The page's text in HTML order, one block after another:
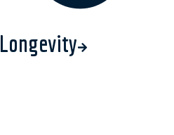
Longevity